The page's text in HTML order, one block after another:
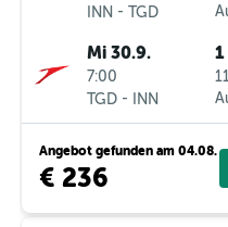
INN - TGD
Mi 30.9.
7:00
TGD - INN
Angebot gefunden am 04.08.
€ 236